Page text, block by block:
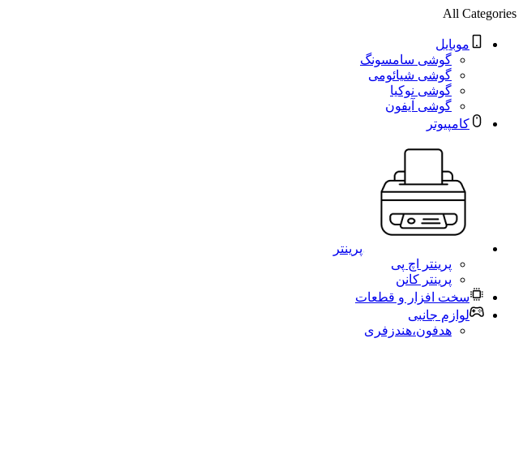
All Categories
موبایل
گوشی سامسونگ
گوشی شیائومی
گوشی نوکیا
گوشی آیفون
کامپیوتر
پرینتر
پرینتر اچ پی
پرینتر کانن
سخت افزار و قطعات
لوازم جانبی
هدفون،هندزفری